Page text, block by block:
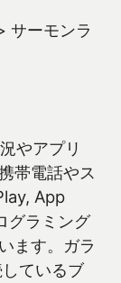
サーモンラ
やアプリ
帯電話やス
App
グラミング
ます。ガラ
ているブ